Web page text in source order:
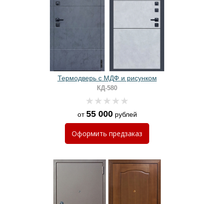
Термодверь с МДФ и рисунком
КД-580
от55 000рублей
Оформить предзаказ